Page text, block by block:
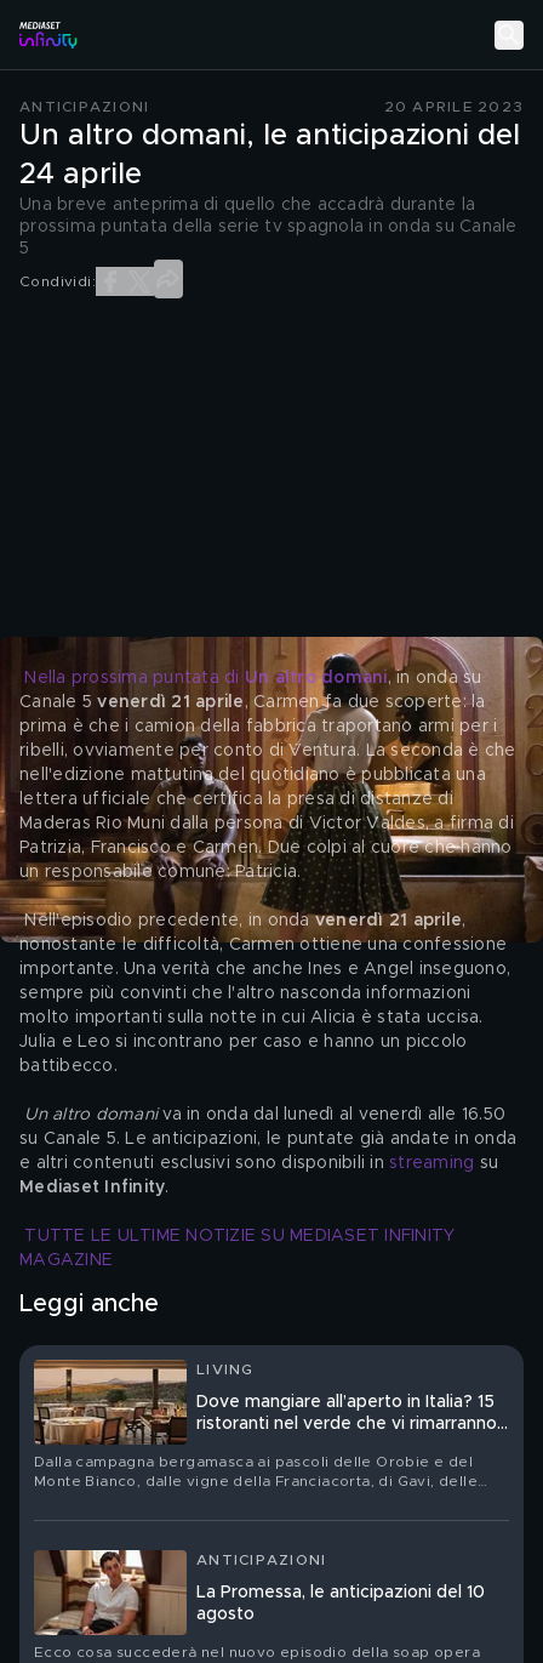
ANTICIPAZIONI 20 APRILE 2023
Un altro domani, le anticipazioni del
24 aprile
Una breve anteprima di quello che accadrà durante la
prossima puntata della serie tv spagnola in onda su Canale
5
Condividi:
Nella prossima puntata di Un altro domani, in onda su
Canale 5 venerdì 21 aprile , Carmen fa due scoperte: la
prima è che i camion della fabbrica traportano armi per i
ribelli, ovviamente per conto di Ventura. La seconda è che
nell'edizione mattutina del quotidiano è pubblicata una
lettera ufficiale che certifica la presa di distanze di
Maderas Rio Muni dalla persona di Victor Valdes, a firma di
Patrizia, Francisco e Carmen. Due colpi al cuore che hanno
un responsabile comune: Patricia.
Nell'episodio precedente, in onda venerdì 21 aprile,
nonostante le difficoltà, Carmen ottiene una confessione
importante. Una verità che anche Ines e Angel inseguono,
sempre più convinti che l'altro nasconda informazioni
molto importanti sulla notte in cui Alicia è stata uccisa.
Julia e Leo si incontrano per caso e hanno un piccolo
battibecco.
Un altro domani va in onda dal lunedì al venerdì alle 16.50
su Canale 5. Le anticipazioni, le puntate già andate in onda
e altri contenuti esclusivi sono disponibili in streaming su
Mediaset Infinity.
TUTTE LE ULTIME NOTIZIE SU MEDIASET INFINITY
MAGAZINE
Leggi anche
LIVING
Dove mangiare all’aperto in Italia? 15
ristoranti nel verde che vi rimarranno
Dalla campagna bergamasca ai pascoli delle Orobie e del
Monte Bianco, dalle vigne della Franciacorta, di Gavi, delle
Eolie: quindici tavole nelle quali orti, boschi, allevamenti e
ANTICIPAZIONI
La Promessa, le anticipazioni del 10
agosto
Ecco cosa succederà nel nuovo episodio della soap opera